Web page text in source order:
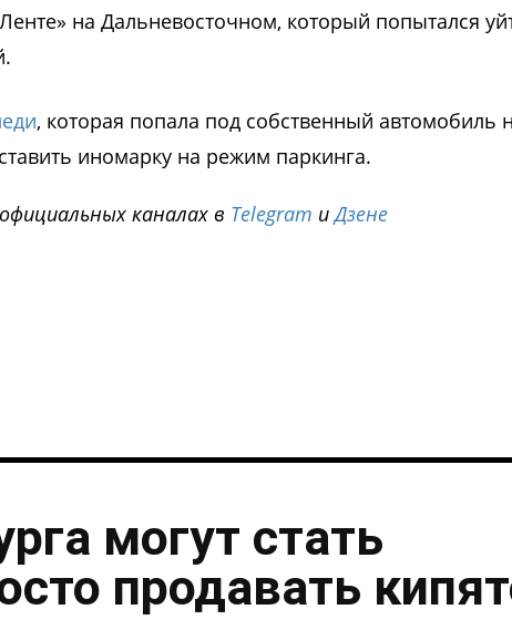
на Дальневосточном, который попытался
, которая попала под собственный автомобиль
иномарку на режим паркинга.
каналах в Telegram иДзене
могут стать
продавать